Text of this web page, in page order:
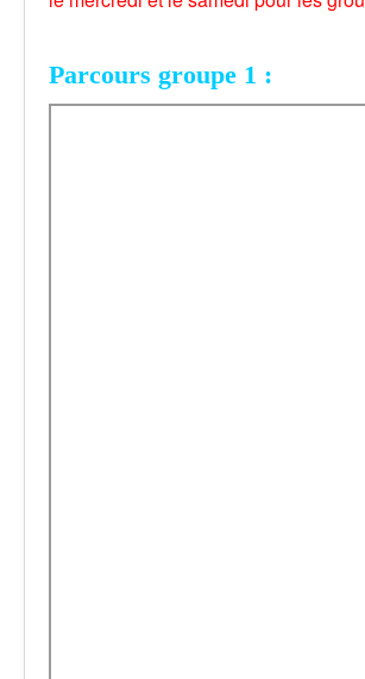
Parcours groupe 1 :